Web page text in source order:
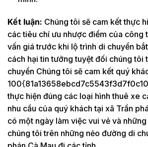
Kết luận: Chúng tôi sẽ cam kết thực
các tiêu chí ưu nhược điểm của công
vấn giá trước khi lộ trình di chuyển
cách hại tin tưởng tuyệt đối chúng tôi
chuyển Chúng tôi sẽ cam kết quý
thực hiện đúng các loại hình thuê xe
nhu cầu của quý khách tại xã Trần
có một ngày làm việc vui vẻ và
chúng tôi trên những nẻo đường di